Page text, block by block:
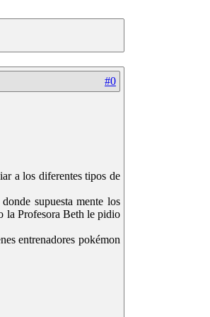
#0
a los diferentes tipos de
supuesta mente los
la Profesora Beth le pidio
entrenadores pokémon